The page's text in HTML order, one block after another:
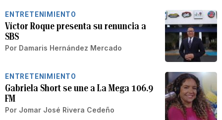
ENTRETENIMIENTO
Víctor Roque presenta su renuncia a
SBS
Por Damaris Hernández Mercado
ENTRETENIMIENTO
Gabriela Short se une a La Mega 106.9
FM
Por Jomar José Rivera Cedeño